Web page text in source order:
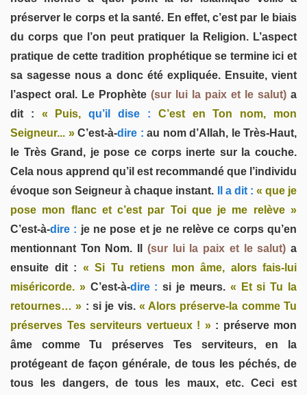
préserver le corps et la santé. En effet, c’est par le biais
du corps que l’on peut pratiquer la Religion. L’aspect
pratique de cette tradition prophétique se termine ici et
sa sagesse nous a donc été expliquée. Ensuite, vient
l’aspect oral. Le Prophète (sur lui la paix et le salut) a
dit : « Puis, qu’il dise : C’est en Ton nom, mon
Seigneur... »C’est-à-dire : au nom d’Allah, le Très-Haut,
le Très Grand, je pose ce corps inerte sur la couche.
Cela nous apprend qu’il est recommandé que l’individu
évoque son Seigneur à chaque instant. Il a dit : « que je
pose mon flanc et c’est par Toi que je me relève »
C’est-à-dire : je ne pose et je ne relève ce corps qu’en
mentionnant Ton Nom. Il (sur lui la paix et le salut) a
ensuite dit : « Si Tu retiens mon âme, alors fais-lui
miséricorde. »C’est-à-dire : si je meurs. « Et si Tu la
retournes… » : si je vis. « Alors préserve-la comme Tu
préserves Tes serviteurs vertueux ! »: préserve mon
âme comme Tu préserves Tes serviteurs, en la
protégeant de façon générale, de tous les péchés, de
tous les dangers, de tous les maux, etc. Ceci est